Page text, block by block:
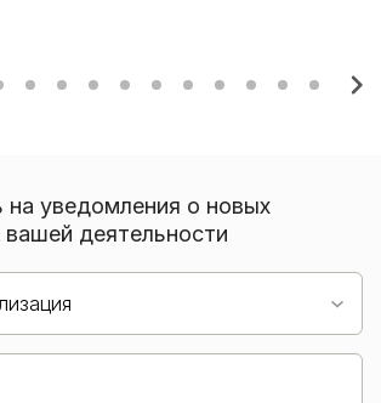
уведомления о новых
деятельности